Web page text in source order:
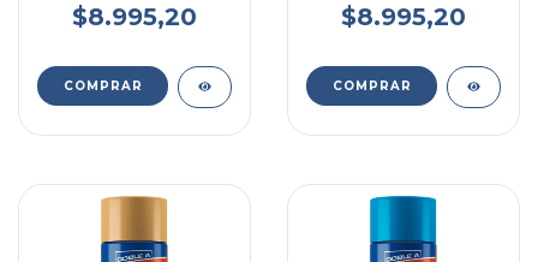
$8.995,20 $8.995,20